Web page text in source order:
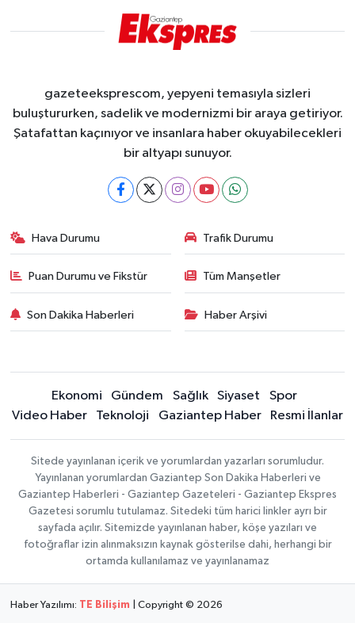
gazeteeksprescom, yepyeni temasıyla sizleri
buluştururken, sadelik ve modernizmi bir araya getiriyor.
Şatafattan kaçınıyor ve insanlara haber okuyabilecekleri
bir altyapı sunuyor.
Hava Durumu Trafik Durumu
Puan Durumu ve Fikstür Tüm Manşetler
Son Dakika Haberleri Haber Arşivi
Ekonomi Gündem Sağlık Siyaset
Spor
Video Haber
Teknoloji Gaziantep Haber Resmi İlanlar
Sitede yayınlanan içerik ve yorumlardan yazarları sorumludur.
Yayınlanan yorumlardan Gaziantep Son Dakika Haberleri ve
Gaziantep Haberleri - Gaziantep Gazeteleri - Gaziantep Ekspres
Gazetesi sorumlu tutulamaz. Sitedeki tüm harici linkler ayrı bir
sayfada açılır. Sitemizde yayınlanan haber, köşe yazıları ve
fotoğraflar izin alınmaksızın kaynak gösterilse dahi, herhangi bir
ortamda kullanılamaz ve yayınlanamaz
Haber Yazılımı: TE Bilişim | Copyright © 2026